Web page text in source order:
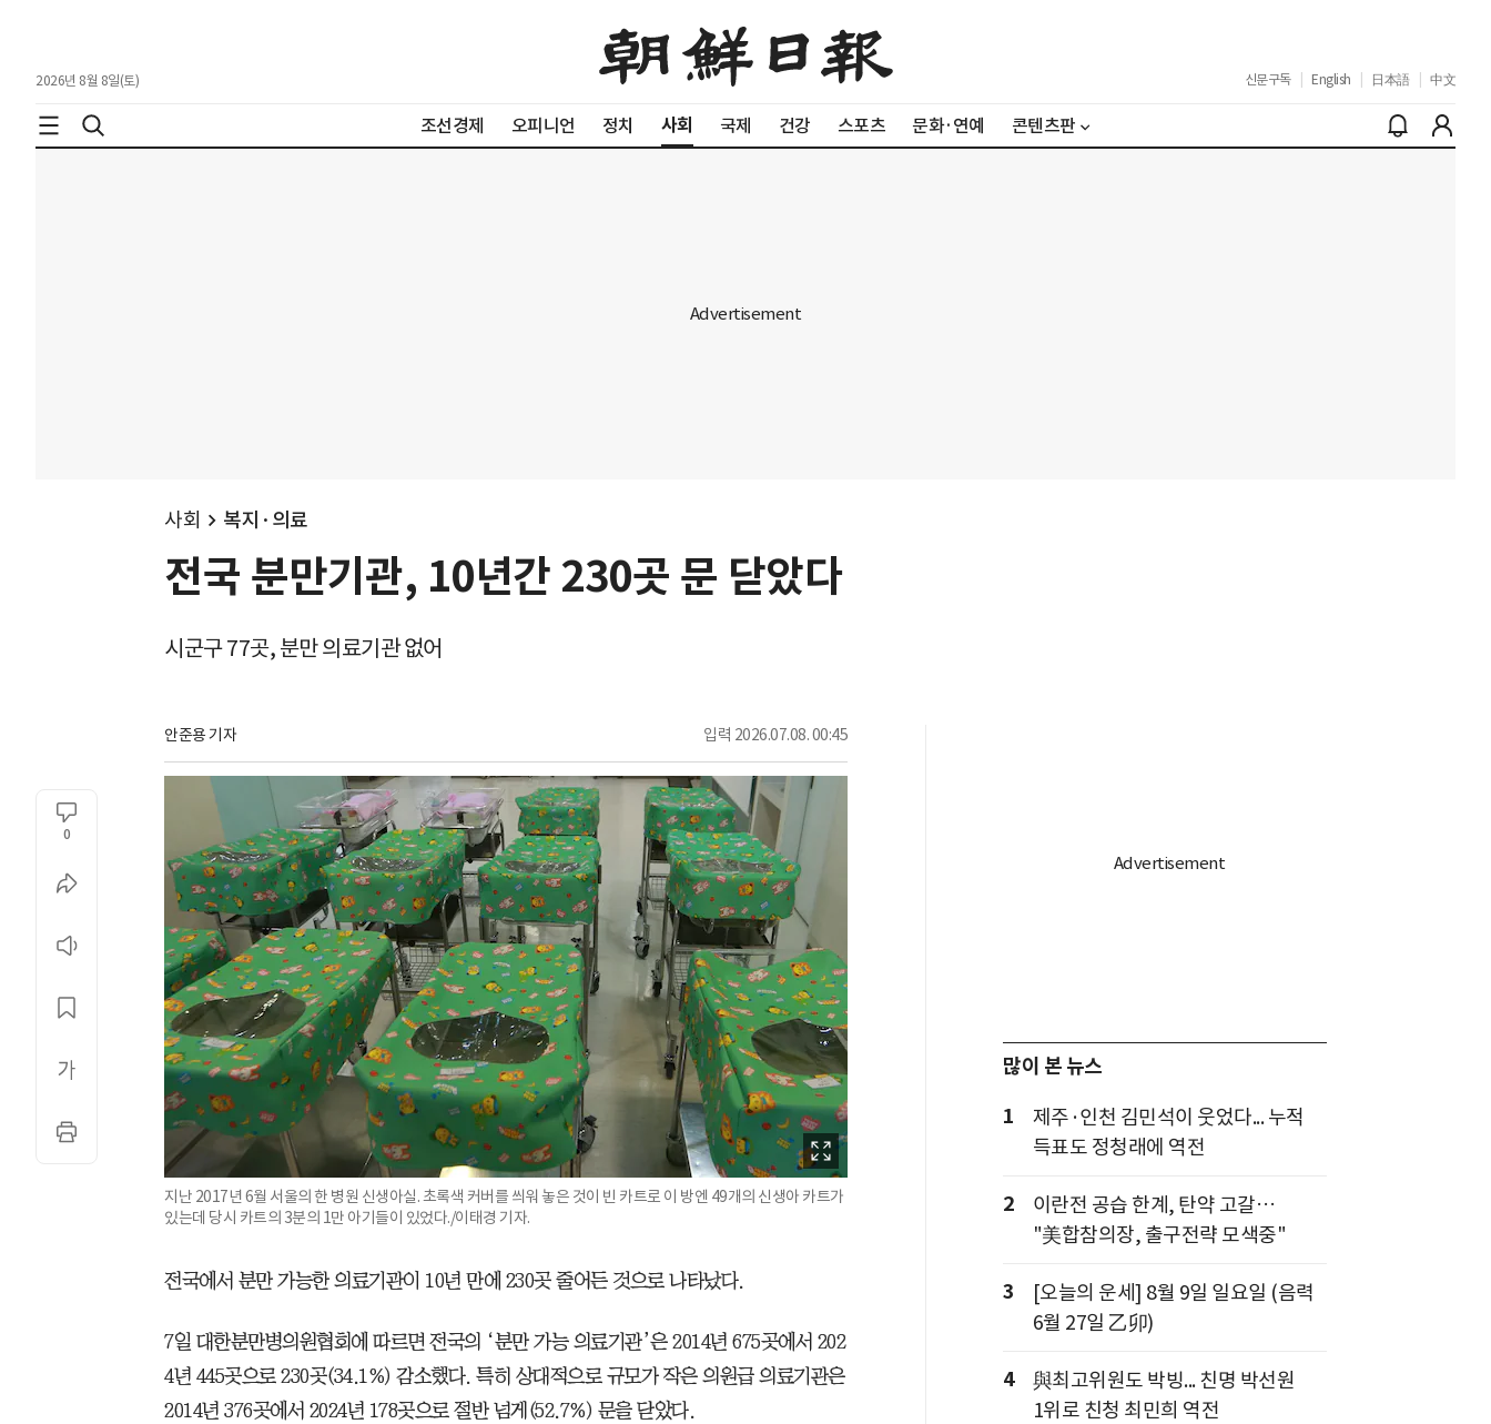
2026년 8월 8일(토) 신문구독 English 日本語 中文
조선경제 오피니언 정치 사회 국제 건강 스포츠 문화·연예 콘텐츠판
사회 복지·의료
전국 분만기관, 10년간 230곳 문 닫았다
시군구 77곳, 분만 의료기관 없어
안준용 기자 입력 2026.07.08. 00:45
0
지난 2017년 6월 서울의 한 병원 신생아실. 초록색 커버를 씌워 놓은 것이 빈 카트로 이 방엔 49개의 신생아 카트가
있는데 당시 카트의 3분의 1만 아기들이 있었다./이태경 기자.
전국에서 분만 가능한 의료기관이 10년 만에 230곳 줄어든 것으로 나타났다.
7일 대한분만병의원협회에 따르면 전국의 ‘분만 가능 의료기관’은 2014년 675곳에서 202
4년 445곳으로 230곳(34.1%) 감소했다. 특히 상대적으로 규모가 작은 의원급 의료기관은
2014년 376곳에서 2024년 178곳으로 절반 넘게(52.7%) 문을 닫았다.
많이 본 뉴스
1
제주·인천 김민석이 웃었다... 누적
득표도 정청래에 역전
2
이란전 공습 한계, 탄약 고갈…
"美합참의장, 출구전략 모색중"
3
[오늘의 운세] 8월 9일 일요일 (음력
6월 27일 乙卯)
4
與최고위원도 박빙... 친명 박선원
1위로 친청 최민희 역전